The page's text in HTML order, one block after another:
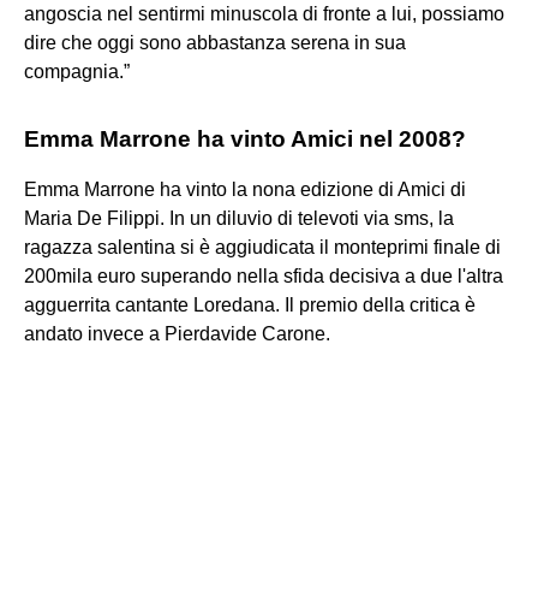
angoscia nel sentirmi minuscola di fronte a lui, possiamo
dire che oggi sono abbastanza serena in sua
compagnia.”
Emma Marrone ha vinto Amici nel 2008?
Emma Marrone ha vinto la nona edizione di Amici di
Maria De Filippi. In un diluvio di televoti via sms, la
ragazza salentina si è aggiudicata il monteprimi finale di
200mila euro superando nella sfida decisiva a due l'altra
agguerrita cantante Loredana. Il premio della critica è
andato invece a Pierdavide Carone.